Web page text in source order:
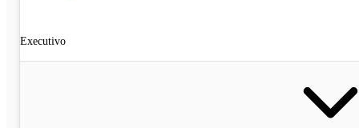
Executivo